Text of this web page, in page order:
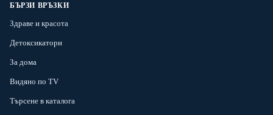
БЪРЗИ ВРЪЗКИ
Здраве и красота
Детоксикатори
За дома
Видяно по TV
Търсене в каталога